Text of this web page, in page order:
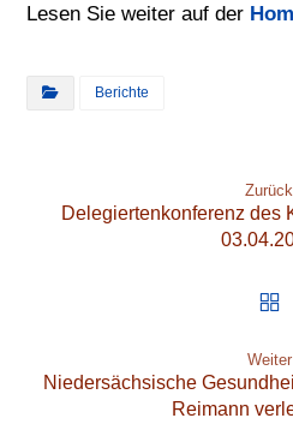
Lesen Sie weiter auf der
Berichte
Zurück
Delegiertenkonferenz des
Weiter
Niedersächsische
Reimann